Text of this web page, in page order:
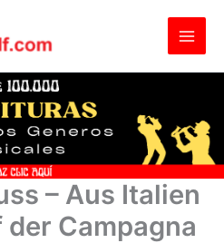
– Aus Italien
der Campagna